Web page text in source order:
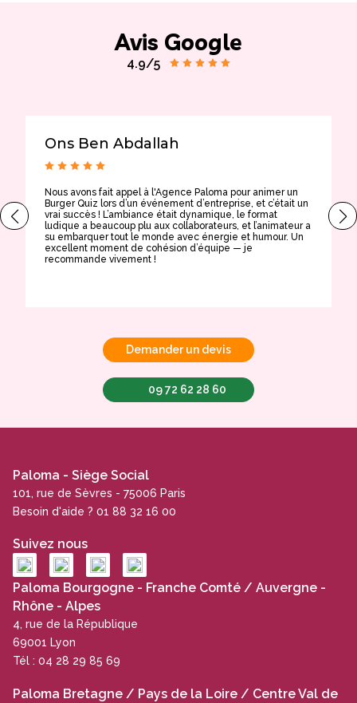
Avis Google
4.9/5
Ons Ben Abdallah
Nous avons fait appel à l'Agence Paloma pour animer un
Burger Quiz lors d’un événement d’entreprise, et c’était un
vrai succès ! L’ambiance était dynamique, le format
ludique a beaucoup plu aux collaborateurs, et l’animateur a
su embarquer tout le monde avec énergie et humour. Un
excellent moment de cohésion d’équipe — je
recommande vivement !
Demander un devis
09 72 62 28 60
Paloma - Siège Social
101, rue de Sèvres - 75006 Paris
Besoin d'aide ? 01 88 32 16 00
Suivez nous
Paloma Bourgogne - Franche Comté / Auvergne -
Rhône - Alpes
4, rue de la République
69001 Lyon
Tél : 04 28 29 85 69
Paloma Bretagne / Pays de la Loire / Centre Val de